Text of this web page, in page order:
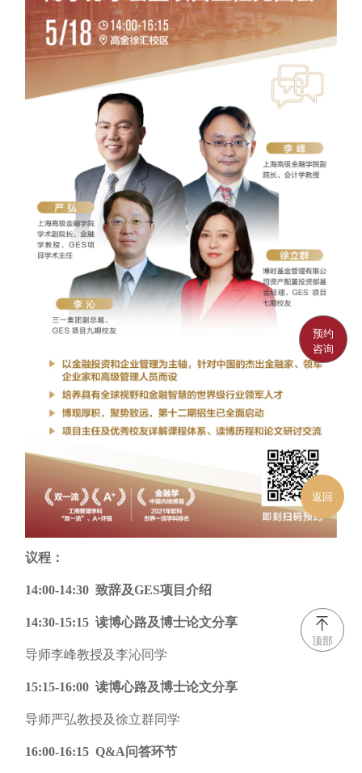
议程：
14:00-14:30 致辞及GES项目介绍
14:30-15:15 读博心路及博士论文分享
导师李峰教授及李沁同学
15:15-16:00 读博心路及博士论文分享
导师严弘教授及徐立群同学
16:00-16:15 Q&A问答环节
预约
咨询
返回
顶部